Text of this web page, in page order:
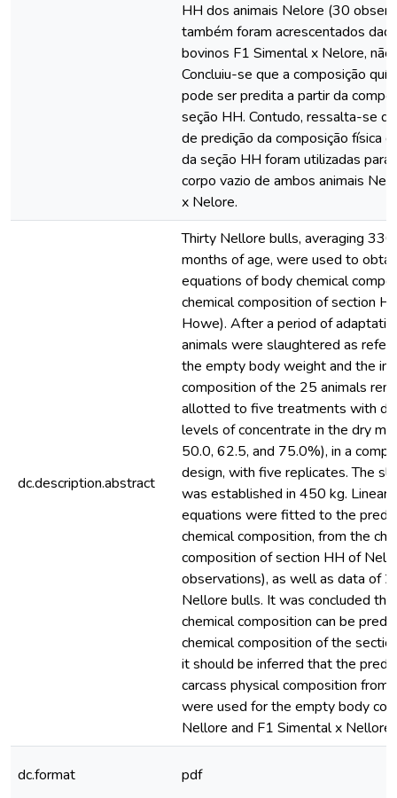
HH dos animais Nelore (30
também foram acrescentados
bovinos F1 Simental x Nelore,
Concluiu-se que a composição
pode ser predita a partir da
seção HH. Contudo, ressalta-se
de predição da composição física
da seção HH foram utilizadas para
corpo vazio de ambos animais
x Nelore.
dc.description.abstract
Thirty Nellore bulls, averaging
months of age, were used to
equations of body chemical
chemical composition of section
Howe). After a period of
animals were slaughtered as
the empty body weight and the
composition of the 25 animals
allotted to five treatments with
levels of concentrate in the dry
50.0, 62.5, and 75.0%), in a
design, with five replicates. The
was established in 450 kg. Linear
equations were fitted to the
chemical composition, from the
composition of section HH of
observations), as well as data of
Nellore bulls. It was concluded
chemical composition can be
chemical composition of the
it should be inferred that the
carcass physical composition from
were used for the empty body
Nellore and F1 Simental x Nellore
dc.format pdf